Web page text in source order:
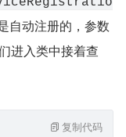
自动注册的，参数
进入类中接着查
复制代码